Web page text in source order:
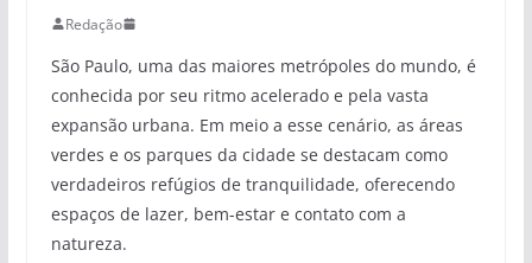
Redação
São Paulo, uma das maiores metrópoles do mundo, é
conhecida por seu ritmo acelerado e pela vasta
expansão urbana. Em meio a esse cenário, as áreas
verdes e os parques da cidade se destacam como
verdadeiros refúgios de tranquilidade, oferecendo
espaços de lazer, bem-estar e contato com a
natureza.